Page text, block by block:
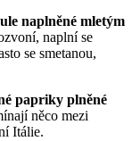
naplněné mletým
naplní se
se smetanou,
papriky plněné
něco mezi
Itálie.